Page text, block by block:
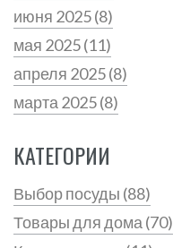
июня 2025(8)
мая 2025(11)
апреля 2025(8)
марта 2025(8)
КАТЕГОРИИ
Выбор посуды (88)
Товары для дома(70)